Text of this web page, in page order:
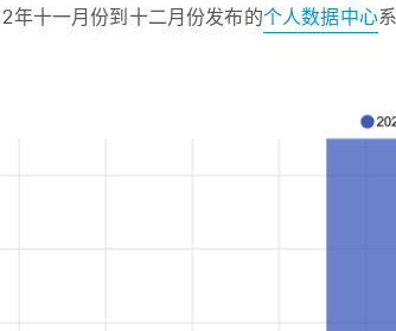
年十一月份到十二月份发布的个人数据中心